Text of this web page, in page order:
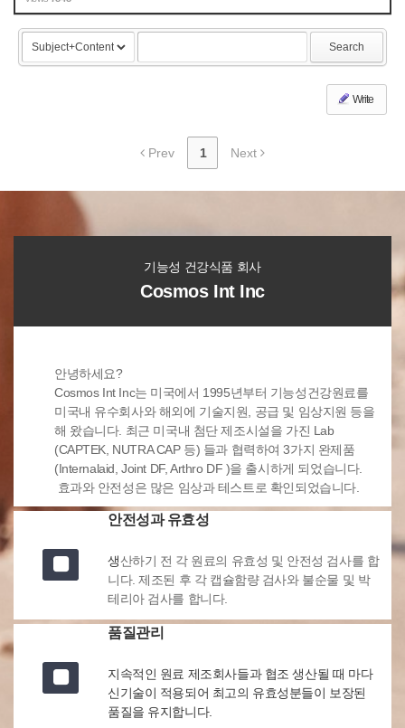
Search
Write
Prev 1 Next
기능성 건강식품 회사
Cosmos Int Inc
안녕하세요?
Cosmos Int Inc는 미국에서 1995년부터 기능성건강원료를
미국내 유수회사와 해외에 기술지원, 공급 및 임상지원 등을
해 왔습니다. 최근 미국내 첨단 제조시설을 가진 Lab
(CAPTEK, NUTRA CAP 등) 들과 협력하여 3가지 완제품
(Internalaid, Joint DF, Arthro DF )을 출시하게 되었습니다.
효과와 안전성은 많은 임상과 테스트로 확인되었습니다.
안전성과 유효성
생산하기 전 각 원료의 유효성 및 안전성 검사를 합
니다. 제조된 후 각 캡슐함량 검사와 불순물 및 박
테리아 검사를 합니다.
품질관리
지속적인 원료 제조회사들과 협조 생산될 때 마다
신기술이 적용되어 최고의 유효성분들이 보장된
품질을 유지합니다.